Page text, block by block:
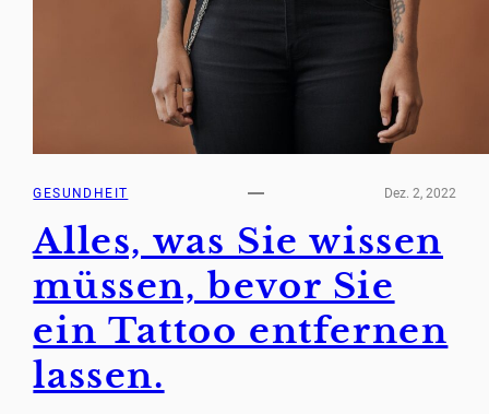
GESUNDHEIT Dez. 2, 2022
Alles, was Sie wissen
müssen, bevor Sie
ein Tattoo entfernen
lassen.